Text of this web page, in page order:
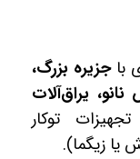
باجزیره بزرگ،
یراق‌آلات
توکار
یا زیگما).